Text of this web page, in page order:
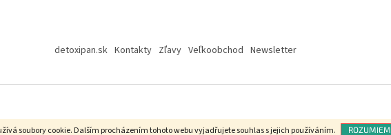
soubory cookie. Dalším procházením tohoto webu vyjadřujete souhlas s jejich používáním. ROZUMIEM
detoxipan.sk Kontakty Zľavy Veľkoobchod Newsletter